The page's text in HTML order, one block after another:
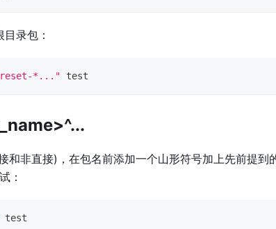
录包：
*..." test
和非直接)，在包名前添加一个山形符号加上先前提到
：
test